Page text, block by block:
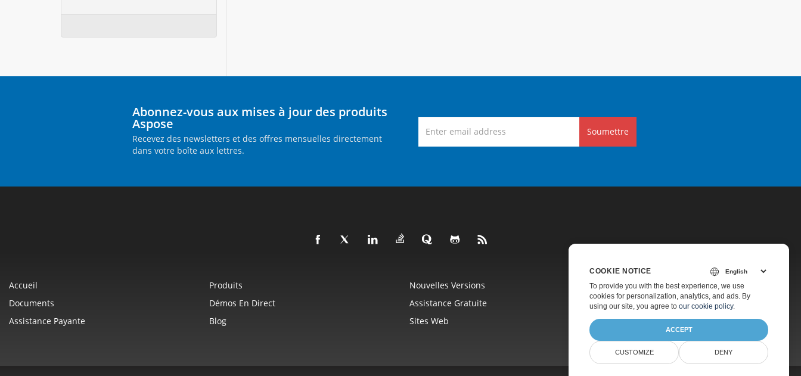
Abonnez-vous aux mises à jour des produits
Aspose
Recevez des newsletters et des offres mensuelles directement
dans votre boîte aux lettres.
Soumettre
Accueil Produits Nouvelles Versions
Tarification
Documents
Démos En Direct Assistance Gratuite
Consultation Gratuite
Assistance Payante
Blog Sites Web À Propos
COOKIE NOTICE
To provide you with the best experience, we use
cookies for personalization, analytics, and ads. By
using our site, you agree to our cookie policy.
ACCEPT
CUSTOMIZE DENY